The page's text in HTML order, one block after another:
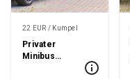
22 EUR / Kumpel
Privater
Minibus